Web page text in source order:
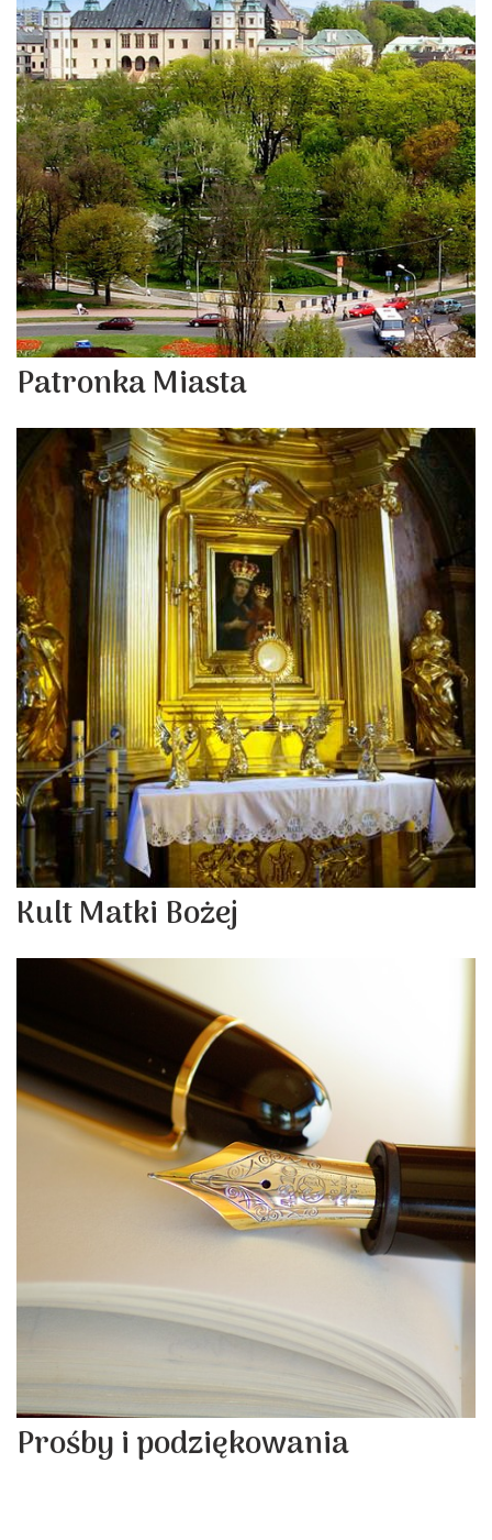
Patronka Miasta
Kult Matki Bożej
Prośby i podziękowania